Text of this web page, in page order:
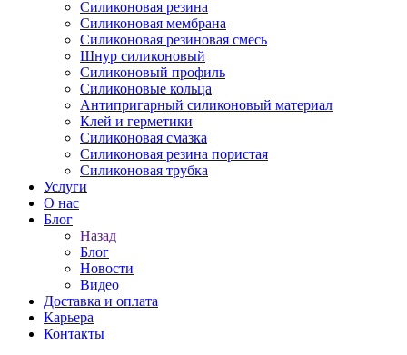
Силиконовая резина
Силиконовая мембрана
Силиконовая резиновая смесь
Шнур силиконовый
Силиконовый профиль
Силиконовые кольца
Антипригарный силиконовый материал
Клей и герметики
Силиконовая смазка
Силиконовая резина пористая
Силиконовая трубка
Услуги
О нас
Блог
Назад
Блог
Новости
Видео
Доставка и оплата
Карьера
Контакты